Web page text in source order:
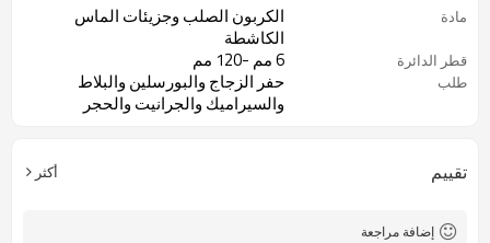
مادة
الكربون الصلب وجزيئات الماس
الكاشطة
قطر الدائرة 6 مم -120 مم
طلب
حفر الزجاج والبورسلين والبلاط
والسيراميك والجرانيت والحجر
تقييم أكثر
إضافة مراجعة